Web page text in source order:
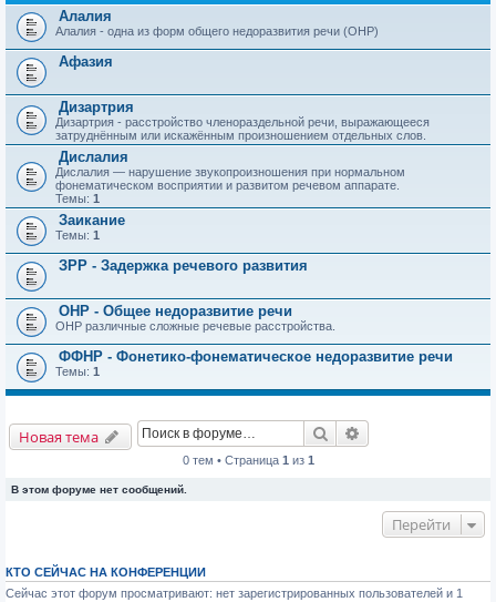
к
Алалия
Алалия - одна из форм общего недоразвития речи (ОНР)
Афазия
Дизартрия
Дизартрия - расстройство членораздельной речи, выражающееся
затруднённым или искажённым произношением отдельных слов.
Дислалия
Дислалия — нарушение звукопроизношения при нормальном
фонематическом восприятии и развитом речевом аппарате.
Темы: 1
Заикание
Темы: 1
ЗРР - Задержка речевого развития
ОНР - Общее недоразвитие речи
ОНР различные сложные речевые расстройства.
ФФНР - Фонетико-фонематическое недоразвитие речи
Темы: 1
Новая тема Поиск
0 тем • Страница 1 из 1
В этом форуме нет сообщений.
Перейти
КТО СЕЙЧАС НА КОНФЕРЕНЦИИ
Сейчас этот форум просматривают: нет зарегистрированных пользователей и 1